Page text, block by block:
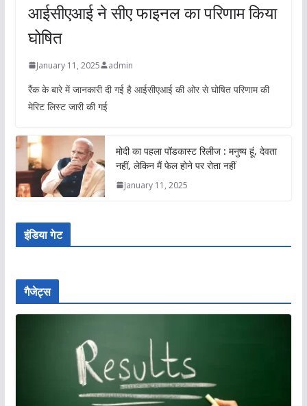
आईसीएआई ने सीए फाइनल का परिणाम किया
घोषित
January 11, 2025 admin
रैंक के बारे में जानकारी दी गई है आईसीएआई की ओर से घोषित परिणाम की
मेरिट लिस्ट जारी की गई
मोदी का पहला पॉडकास्ट रिलीज : मनुष्य हूं, देवता
नहीं, लेकिन मैं फेल होने पर रोता नहीं
January 11, 2025
इंडिया गेट
गैजेट्स